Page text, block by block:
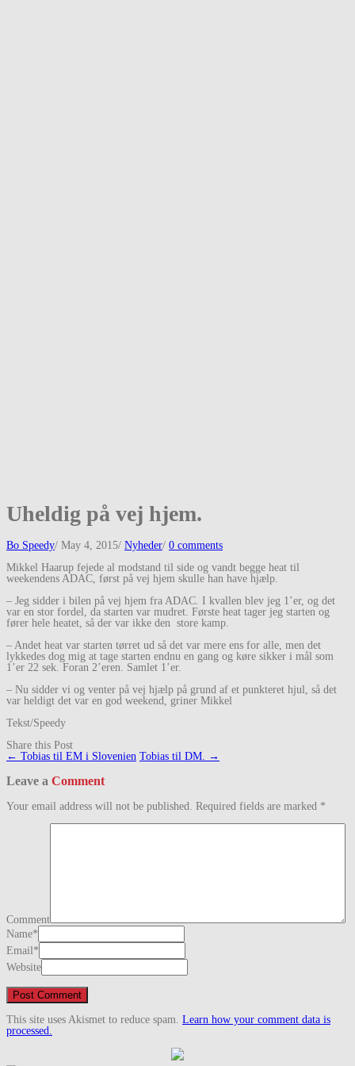
Uheldig på vej hjem.
Bo Speedy/ May 4, 2015/ Nyheder/ 0 comments
Mikkel Haarup fejede al modstand til side og vandt begge heat til
weekendens ADAC, først på vej hjem skulle han have hjælp.
– Jeg sidder i bilen på vej hjem fra ADAC. I kvallen blev jeg 1’er, og det
var en stor fordel, da starten var mudret. Første heat tager jeg starten og
fører hele heatet, så der var ikke den store kamp.
– Andet heat var starten tørret ud så det var mere ens for alle, men det
lykkedes dog mig at tage starten endnu en gang og køre sikker i mål som
1’er 22 sek. Foran 2’eren. Samlet 1’er.
– Nu sidder vi og venter på vej hjælp på grund af et punkteret hjul, så det
var heldigt det var en god weekend, griner Mikkel
Tekst/Speedy
Share this Post
Post
← Tobias til EM i Slovenien Tobias til DM. →
Leave a Comment
Your email address will not be published. Required fields are marked *
Comment
Name*
Email *
Website
This site uses Akismet to reduce spam. Learn how your comment data is
processed.